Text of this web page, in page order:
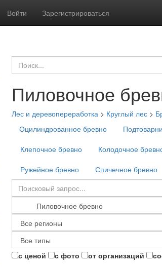
Войти Зарегистрироваться
Пиловочное
Лес и деревопереработка> Круглый лес>
Оцилиндрованное бревно
Клепочное бревно
Колодочное
Ружейное бревно
Спичечное бревно
с ценой с фото от организаций